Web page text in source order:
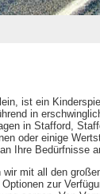
ist ein
in
in Stafford,
oder einige
Ihre Bedürfnisse
mit all den
zur